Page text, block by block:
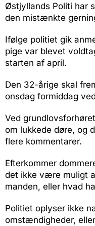
Østjyllands Politi har
den mistænkte
Ifølge politiet gik
pige var blevet
starten af april.
Den 32-årige skal
onsdag formiddag
Ved
om lukkede døre, og
flere kommentarer.
Efterkommer
det ikke være muligt
manden, eller hvad
Politiet oplyser ikke
omstændigheder,